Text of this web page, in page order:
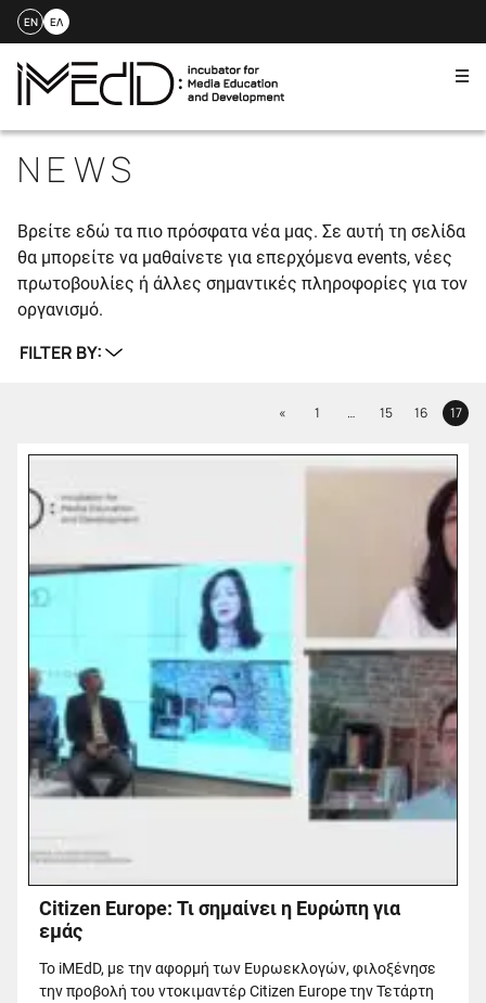
to
content
EN ΕΛ
NEWS
Βρείτε εδώ τα πιο πρόσφατα νέα μας. Σε αυτή τη σελίδα
θα μπορείτε να μαθαίνετε για επερχόμενα events, νέες
πρωτοβουλίες ή άλλες σημαντικές πληροφορίες για τον
οργανισμό.
FILTER BY:
«PreviousPage
1 … Page
15 Page
16 Page
17
Citizen Europe: Τι σημαίνει η Ευρώπη για
εμάς
Το iMEdD, με την αφορμή των Ευρωεκλογών, φιλοξένησε
την προβολή του ντοκιμαντέρ Citizen Europe την Τετάρτη